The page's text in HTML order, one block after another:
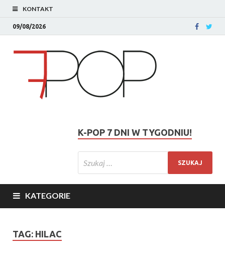
KONTAKT
09/08/2026
K-POP 7 DNI W TYGODNIU!
KATEGORIE
TAG: HILAC